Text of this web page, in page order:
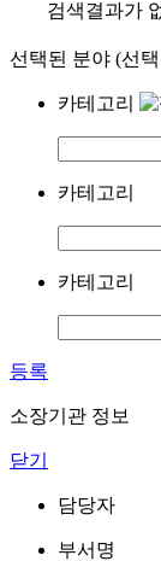
검색결과가
선택된 분야 (선
카테고리
카테고리
카테고리
등록
소장기관 정보
닫기
담당자
부서명